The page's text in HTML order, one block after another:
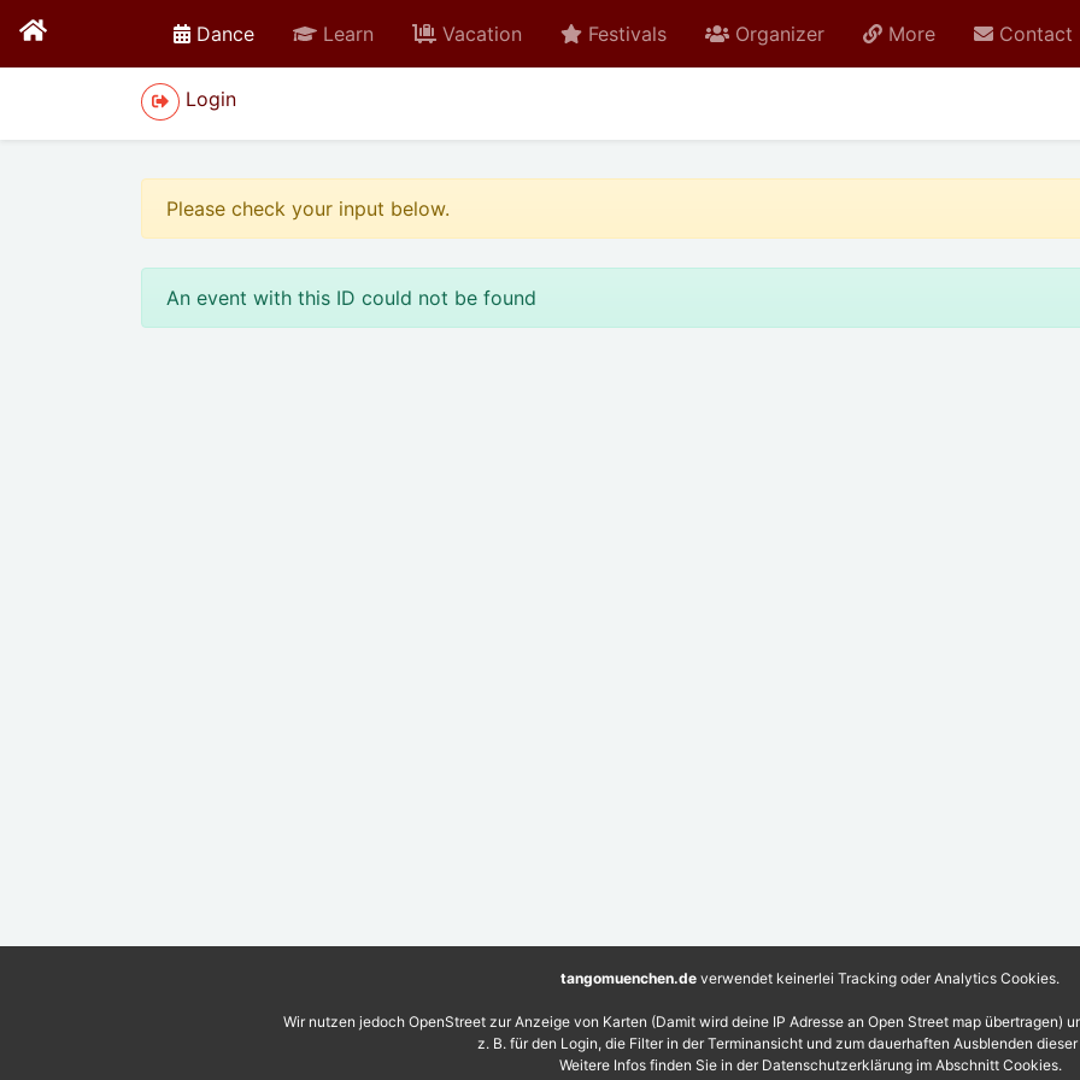
Danceactive Learn Vacation Festivals Organizer More Contact
Login
Please check your input below.
An event with this ID could not be found
tangomuenchen.de verwendet keinerlei Tracking oder Analytics Cookies.
Wir nutzen jedoch OpenStreet zur Anzeige von Karten (Damit wird deine IP Adresse an Open Street map übertragen)
z. B. für den Login, die Filter in der Terminansicht und zum dauerhaften Ausblenden
Weitere Infos finden Sie in der Datenschutzerklärung im Abschnitt Cookies.